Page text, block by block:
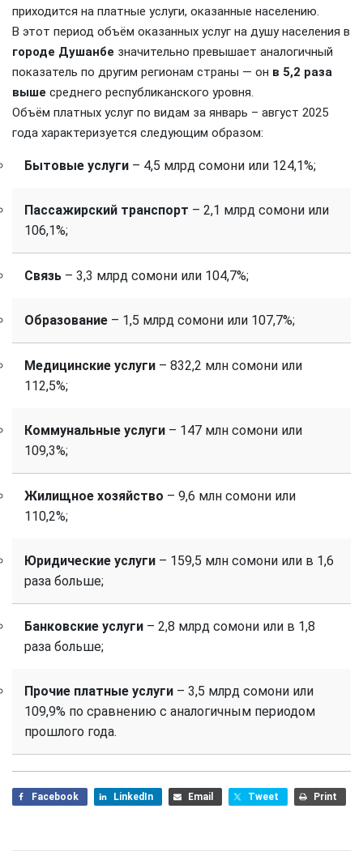
приходится на платные услуги, оказанные населению.
В этот период объём оказанных услуг на душу населения в
городе Душанбе значительно превышает аналогичный
показатель по другим регионам страны — он в 5,2 раза
выше среднего республиканского уровня.
Объём платных услуг по видам за январь – август 2025
года характеризуется следующим образом:
Бытовые услуги – 4,5 млрд сомони или 124,1%;
Пассажирский транспорт – 2,1 млрд сомони или
106,1%;
Связь – 3,3 млрд сомони или 104,7%;
Образование – 1,5 млрд сомони или 107,7%;
Медицинские услуги – 832,2 млн сомони или
112,5%;
Коммунальные услуги – 147 млн сомони или
109,3%;
Жилищное хозяйство – 9,6 млн сомони или
110,2%;
Юридические услуги – 159,5 млн сомони или в 1,6
раза больше;
Банковские услуги – 2,8 млрд сомони или в 1,8
раза больше;
Прочие платные услуги – 3,5 млрд сомони или
109,9% по сравнению с аналогичным периодом
прошлого года.
Facebook LinkedIn Email Tweet Print